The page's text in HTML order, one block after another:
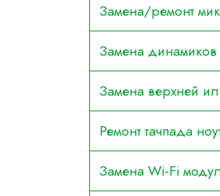
Замена/ремонт
Замена динамиков
Замена верхней
Ремонт тачпада
Замена Wi-Fi